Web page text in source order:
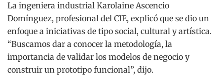
La ingeniera industrial Karolaine Ascencio
Domínguez, profesional del CIE, explicó que se dio un
enfoque a iniciativas de tipo social, cultural y artística.
“Buscamos dar a conocer la metodología, la
importancia de validar los modelos de negocio y
construir un prototipo funcional”, dijo.